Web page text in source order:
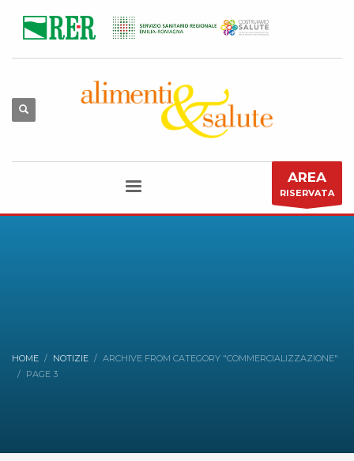
AREA
RISERVATA
HOME NOTIZIE
ARCHIVE FROM CATEGORY "COMMERCIALIZZAZIONE"
PAGE 3